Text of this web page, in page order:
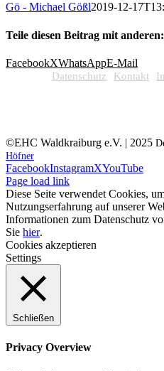
Gö - Michael Gößl2019-12-
Teile diesen Beitrag mit anderen:
FacebookXWhatsAppE-Mail
Datenschutz Kontakt
©EHC Waldkraiburg e.V. | 2025
Höfner
FacebookInstagramXYouTube
Page load link
Diese Seite verwendet Cookies,
Nutzungserfahrung auf unserer
Informationen zum Datenschutz
Sie hier.
Cookies akzeptieren
Settings
Schließen
Privacy Overview